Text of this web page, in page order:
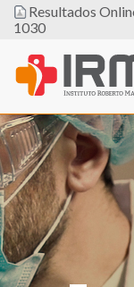
Resultados
1030